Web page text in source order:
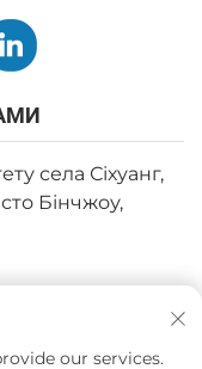
села Сіхуанг,
Бінчжоу,
our services.